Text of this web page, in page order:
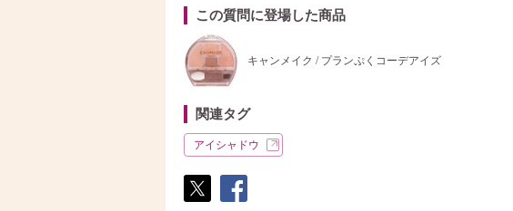
この質問に登場した商品
キャンメイク / プランぷくコーデアイズ
関連タグ
アイシャドウ